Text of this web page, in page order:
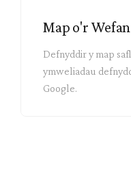
Map o'r Wefan
Defnyddir y map
ymweliadau
Google.